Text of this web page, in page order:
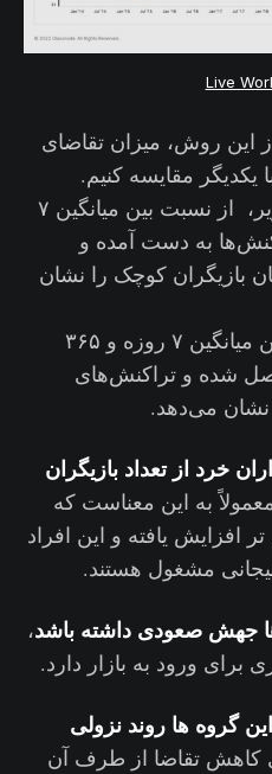
Live
این روش، میزان تقاضای
یکدیگر مقایسه کنیم.
اوسیلاتور آبی رنگ نمودار زیر، از نسبت بین میانگین ۷
تراکنش‌ها به دست آمده و
بازیگران کوچک را نشان
اوسیلاتور قرمز از نسبت بین میانگین ۷ روزه و ۳۶۵
شده و تراکنش‌های
نشان می‌دهد.
خرد از تعداد بازیگران
به این معناست که
افزایش یافته و این افراد
مشغول هستند‌.
جهش صعودی داشته باشد،
برای ورود به بازار دارد.
گروه ها روند نزولی
کاهش تقاضا از طرف آن